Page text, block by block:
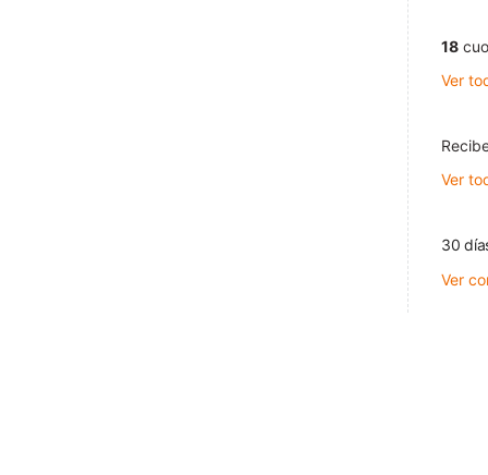
18
Ver
Ver
30
Ver